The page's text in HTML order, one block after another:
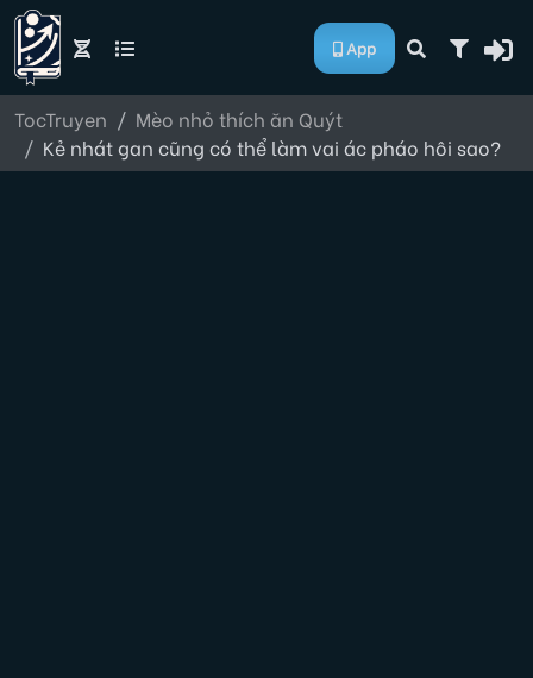
App
TocTruyen
Mèo nhỏ thích ăn Quýt
Kẻ nhát gan cũng có thể làm vai ác pháo hôi sao?